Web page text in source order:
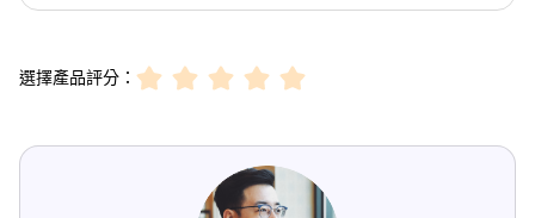
選擇產品評分：